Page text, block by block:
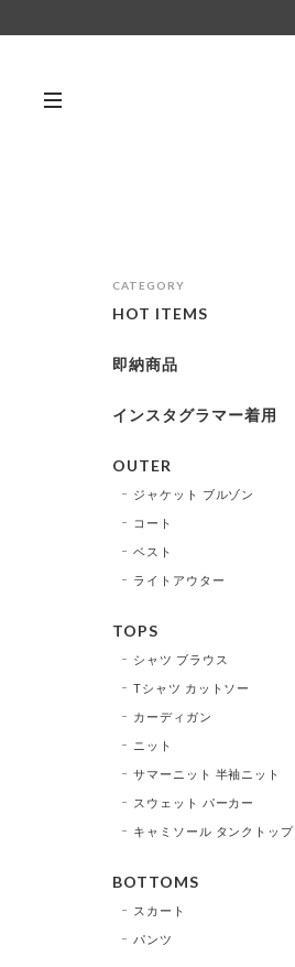
CATEGORY
HOT ITEMS
即納商品
インスタグラマー着用
OUTER
ジャケット ブルゾン
コート
ベスト
ライトアウター
TOPS
シャツ ブラウス
Tシャツ カットソー
カーディガン
ニット
サマーニット 半袖ニット
スウェット パーカー
キャミソール タンクトップ
BOTTOMS
スカート
パンツ